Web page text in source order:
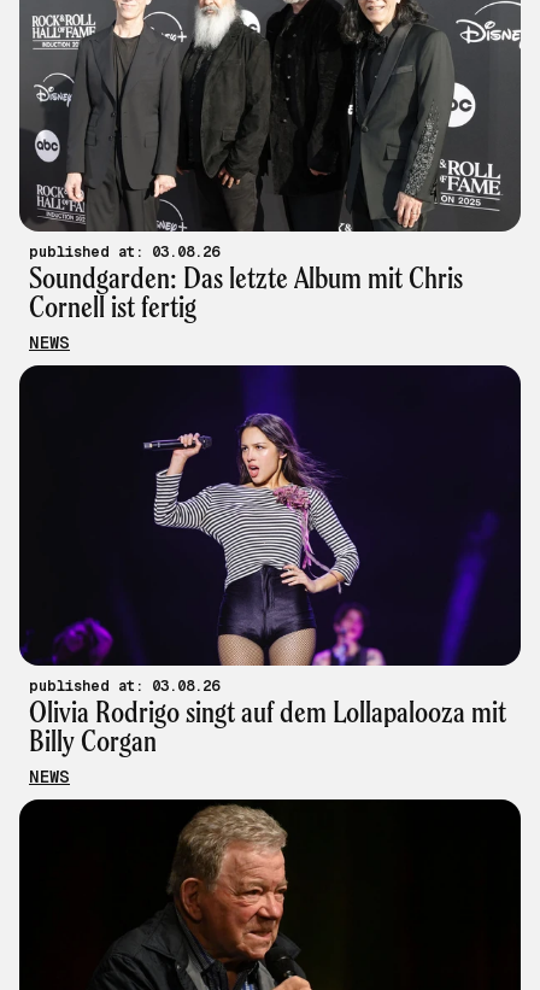
published at: 03.08.26
Soundgarden: Das letzte Album mit Chris
Cornell ist fertig
NEWS
published at: 03.08.26
Olivia Rodrigo singt auf dem Lollapalooza mit
Billy Corgan
NEWS